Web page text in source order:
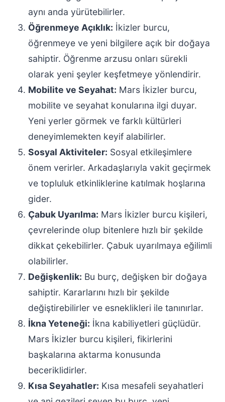
aynı anda yürütebilirler.
Öğrenmeye Açıklık: İkizler burcu,
öğrenmeye ve yeni bilgilere açık bir doğaya
sahiptir. Öğrenme arzusu onları sürekli
olarak yeni şeyler keşfetmeye yönlendirir.
Mobilite ve Seyahat: Mars İkizler burcu,
mobilite ve seyahat konularına ilgi duyar.
Yeni yerler görmek ve farklı kültürleri
deneyimlemekten keyif alabilirler.
Sosyal Aktiviteler: Sosyal etkileşimlere
önem verirler. Arkadaşlarıyla vakit geçirmek
ve topluluk etkinliklerine katılmak hoşlarına
gider.
Çabuk Uyarılma: Mars İkizler burcu kişileri,
çevrelerinde olup bitenlere hızlı bir şekilde
dikkat çekebilirler. Çabuk uyarılmaya eğilimli
olabilirler.
Değişkenlik: Bu burç, değişken bir doğaya
sahiptir. Kararlarını hızlı bir şekilde
değiştirebilirler ve esneklikleri ile tanınırlar.
İkna Yeteneği: İkna kabiliyetleri güçlüdür.
Mars İkizler burcu kişileri, fikirlerini
başkalarına aktarma konusunda
beceriklidirler.
Kısa Seyahatler: Kısa mesafeli seyahatleri